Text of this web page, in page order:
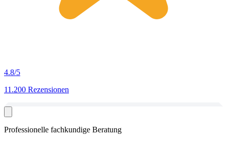
4.8/5
11.200 Rezensionen
Professionelle fachkundige Beratung